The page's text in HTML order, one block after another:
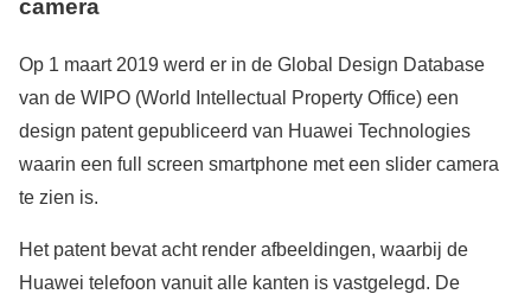
camera
Op 1 maart 2019 werd er in de Global Design Database
van de WIPO (World Intellectual Property Office) een
design patent gepubliceerd van Huawei Technologies
waarin een full screen smartphone met een slider camera
te zien is.
Het patent bevat acht render afbeeldingen, waarbij de
Huawei telefoon vanuit alle kanten is vastgelegd. De